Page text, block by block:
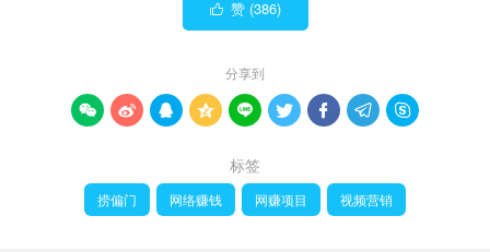
 赞 (386)
分享到
        
标签
捞偏门 网络赚钱 网赚项目 视频营销